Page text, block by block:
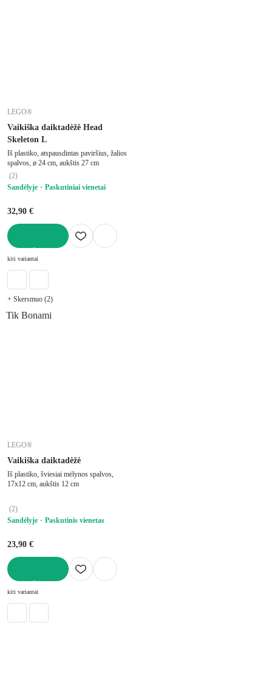
LEGO®
Vaikiška daiktadėžė Head
Skeleton L
Iš plastiko, atspausdintas paviršius, žalios
spalvos, ø 24 cm, aukštis 27 cm
(2)
Sandėlyje
Paskutiniai vienetai
32,90 €
kiti variantai
+ Skersmuo (2)
Tik Bonami
LEGO®
Vaikiška daiktadėžė
Iš plastiko, šviesiai mėlynos spalvos,
17x12 cm, aukštis 12 cm
(2)
Sandėlyje
Paskutinis vienetas
23,90 €
kiti variantai